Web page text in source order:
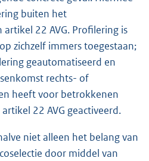
buiten het
22 AVG. Profilering is
zichzelf immers toegestaan;
geautomatiseerd en
rechts- of
heeft voor betrokkenen
22 AVG geactiveerd.
niet alleen het belang van
door middel van